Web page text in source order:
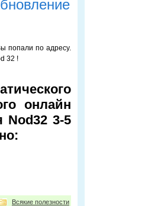
попали по адресу.
32 !
онлайн
Nod32 3-5
Всякие полезности